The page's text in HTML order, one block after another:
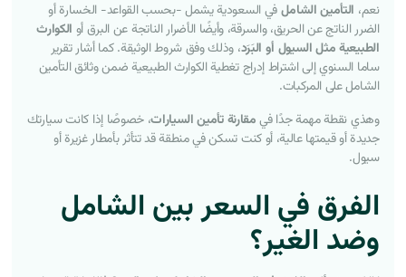
نعم، التأمين الشاملفي السعودية يشمل -بحسب القواعد- الخسارة أو
الضرر الناتج عن الحريق، والسرقة، وأيضًا الأضرار الناتجة عن البرق أو الكوارث
الطبيعية مثل السيول أو البَرَد، وذلك وفق شروط الوثيقة. كما أشار تقرير
ساما السنوي إلى اشتراط إدراج تغطية الكوارث الطبيعية ضمن وثائق التأمين
الشامل على المركبات.
وهذي نقطة مهمة جدًا فيمقارنة تأمين السيارات، خصوصًا إذا كانت سيارتك
جديدة أو قيمتها عالية، أو كنت تسكن في منطقة قد تتأثر بأمطار غزيرة أو
سيول.
الفرق في السعر بين الشامل
وضد الغير؟